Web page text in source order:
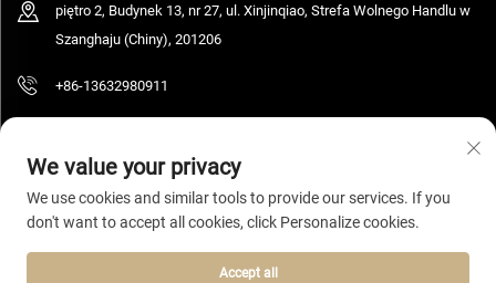
piętro 2, Budynek 13, nr 27, ul. Xinjinqiao, Strefa Wolnego Handlu w
Szanghaju (Chiny), 201206
+86-13632980911
Prawa autorskie © 2026 Shanghai Bolooming Technology Co., Ltd. Wszelkie
prawa zastrzeżone. Polityka prywatności
We value your privacy
We use cookies and similar tools to provide our services. If you
don't want to accept all cookies, click Personalize cookies.
Accept all